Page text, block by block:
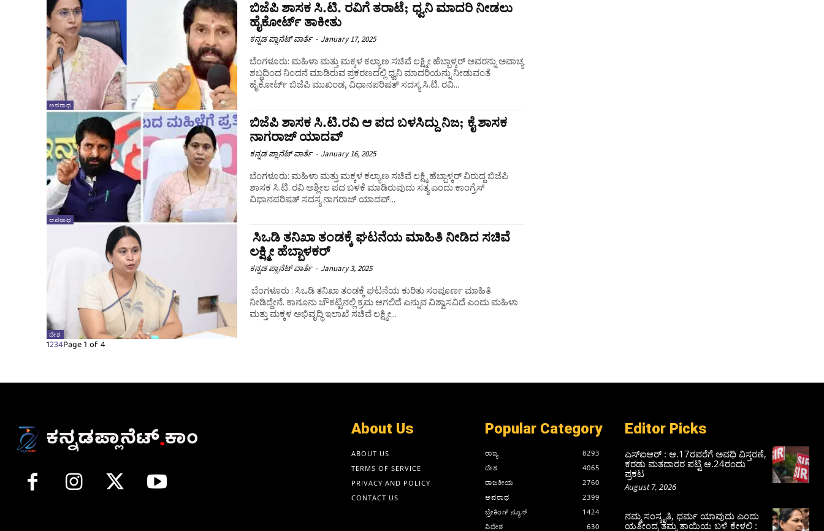
ಅಪರಾಧ
ಬಿಜೆಪಿ ಶಾಸಕ ಸಿ.ಟಿ. ರವಿಗೆ ತರಾಟೆ; ಧ್ವನಿ ಮಾದರಿ ನೀಡಲು
ಹೈಕೋರ್ಟ್‌ ತಾಕೀತು
ಕನ್ನಡ ಪ್ಲಾನೆಟ್ ವಾರ್ತೆ - January 17, 2025
ಬೆಂಗಳೂರು: ಮಹಿಳಾ ಮತ್ತು ಮಕ್ಕಳ ಕಲ್ಯಾಣ ಸಚಿವೆ ಲಕ್ಷ್ಮೀ ಹೆಬ್ಬಾಳ್ಕರ್​ ಅವರನ್ನು ಅವಾಚ್ಯ
ಶಬ್ದದಿಂದ ನಿಂದನೆ ಮಾಡಿರುವ ಪ್ರಕರಣದಲ್ಲಿ ಧ್ವನಿ ಮಾದರಿಯನ್ನು ನೀಡುವಂತೆ
ಹೈಕೋರ್ಟ್‌ ಬಿಜೆಪಿ ಮುಖಂಡ, ವಿಧಾನಪರಿಷತ್‌ ಸದಸ್ಯ ಸಿ.ಟಿ. ರವಿ...
ಅಪರಾಧ
ಬಿಜೆಪಿ ಶಾಸಕ ಸಿ.ಟಿ.ರವಿ ಆ ಪದ ಬಳಸಿದ್ದು ನಿಜ; ಕೈ ಶಾಸಕ
ನಾಗರಾಜ್‌ ಯಾದವ್‌
ಕನ್ನಡ ಪ್ಲಾನೆಟ್ ವಾರ್ತೆ - January 16, 2025
ಬೆಂಗಳೂರು: ಮಹಿಳಾ ಮತ್ತು ಮಕ್ಕಳ ಕಲ್ಯಾಣ ಸಚಿವೆ ಲಕ್ಷ್ಮಿ ಹೆಬ್ಬಾಳ್ಕರ್ ವಿರುದ್ದ ಬಿಜೆಪಿ
ಶಾಸಕ ಸಿ.ಟಿ. ರವಿ ಅಶ್ಲೀಲ ಪದ ಬಳಕೆ ಮಾಡಿರುವುದು ಸತ್ಯ ಎಂದು ಕಾಂಗ್ರೆಸ್‌
ವಿಧಾನಪರಿಷತ್‌ ಸದಸ್ಯ ನಾಗರಾಜ್ ಯಾದವ್...
ದೇಶ
ಸಿಒಡಿ ತನಿಖಾ ತಂಡಕ್ಕೆ ಘಟನೆಯ ಮಾಹಿತಿ ನೀಡಿದ ಸಚಿವೆ
ಲಕ್ಷ್ಮೀ ಹೆಬ್ಬಾಳಕರ್
ಕನ್ನಡ ಪ್ಲಾನೆಟ್ ವಾರ್ತೆ - January 3, 2025
ಬೆಂಗಳೂರು : ಸಿಒಡಿ ತನಿಖಾ ತಂಡಕ್ಕೆ ಘಟನೆಯ ಕುರಿತು ಸಂಪೂರ್ಣ ಮಾಹಿತಿ
ನೀಡಿದ್ದೇನೆ. ಕಾನೂನು ಚೌಕಟ್ಟಿನಲ್ಲಿ ಕ್ರಮ ಆಗಲಿದೆ ಎನ್ನುವ ವಿಶ್ವಾಸವಿದೆ ಎಂದು ಮಹಿಳಾ
ಮತ್ತು ಮಕ್ಕಳ ಅಭಿವೃದ್ಧಿ ಇಲಾಖೆ ಸಚಿವೆ ಲಕ್ಷ್ಮೀ...
1234Page 1 of 4
About Us
ABOUT US
TERMS OF SERVICE
PRIVACY AND POLICY
CONTACT US
Popular Category
ರಾಜ್ಯ
8293
ದೇಶ
4065
ರಾಜಕೀಯ
2760
ಅಪರಾಧ
2399
ಬ್ರೇಕಿಂಗ್ ನ್ಯೂಸ್
1424
ವಿದೇಶ
630
Editor Picks
ಎಸ್‌ಐಆರ್‌ : ಆ.17ರವರೆಗೆ ಅವಧಿ ವಿಸ್ತರಣೆ,
ಕರಡು ಮತದಾರರ ಪಟ್ಟಿ ಆ.24ರಂದು
ಪ್ರಕಟ
August 7, 2026
ನಮ್ಮ ಸಂಸ್ಕೃತಿ, ಧರ್ಮ ಯಾವುದು ಎಂದು
ಯತೀಂದ್ರ ತಮ್ಮ ತಾಯಿಯ ಬಳಿ ಕೇಳಲಿ :